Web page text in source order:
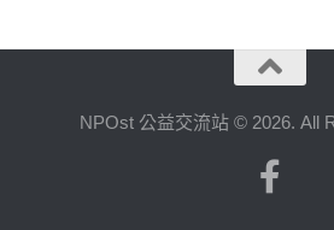
NPOst 公益交流站 © 2026. All